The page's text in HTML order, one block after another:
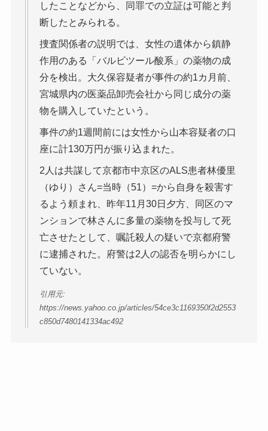
したことなどから、同罪での立証は可能と判
断したとみられる。
捜査関係者の説明では、女性の遺体から鎮静
作用のある「バルビツール酸系」の薬物の成
分を検出。大久保容疑者が事件の約1カ月前、
宮城県内の医薬品卸売会社から同じ成分の薬
物を購入していたという。
事件の約1週間前には女性から山本容疑者の口
座に計130万円が振り込まれた。
2人は共謀して京都市中京区のALS患者林優里
（ゆり）さん=当時（51）=から自身を殺害す
るよう頼まれ、昨年11月30日夕方、同区のマ
ンションで林さんに多量の薬物を投与して死
亡させたとして、嘱託殺人の疑いで京都府警
に逮捕された。府警は2人の認否を明らかにし
ていない。
引用元:
https://news.yahoo.co.jp/articles/54ce3c1169350f2d2553
c850d7480141334ac492